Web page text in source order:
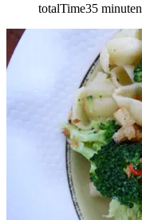
totalTime35 minuten